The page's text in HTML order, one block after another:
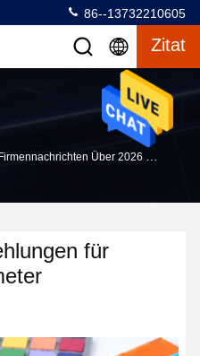
86--13732210605
Zitat
Firmennachrichten Über 2026 Markenempfehlungen Für Farbspektrophotometer
für